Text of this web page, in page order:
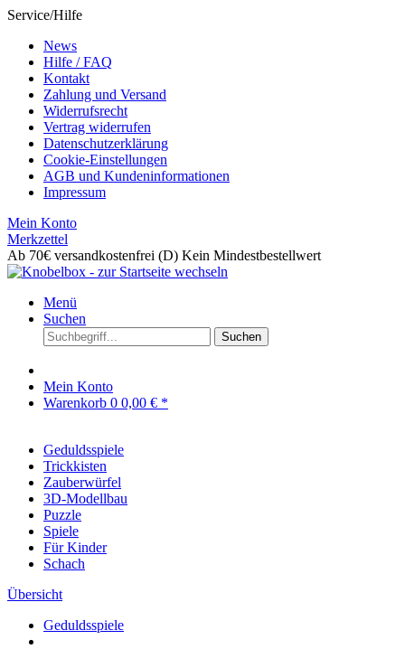
Service/Hilfe
News
Hilfe / FAQ
Kontakt
Zahlung und Versand
Widerrufsrecht
Vertrag widerrufen
Datenschutzerklärung
Cookie-Einstellungen
AGB und Kundeninformationen
Impressum
Mein Konto
Merkzettel
Ab 70€ versandkostenfrei (D) Kein Mindestbestellwert
Menü
Suchen
Suchen
Mein Konto
Warenkorb 0 0,00 € *
Geduldsspiele
Trickkisten
Zauberwürfel
3D-Modellbau
Puzzle
Spiele
Für Kinder
Schach
Übersicht
Geduldsspiele